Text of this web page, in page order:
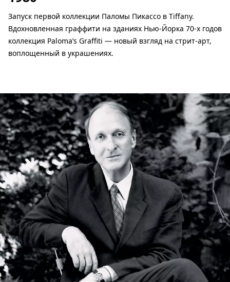
Запуск первой коллекции Паломы Пикассо в Tiffany.
Вдохновленная граффити на зданиях Нью-Йорка 70-х годов
коллекция Paloma’s Graffiti — новый взгляд на стрит-арт,
воплощенный в украшениях.